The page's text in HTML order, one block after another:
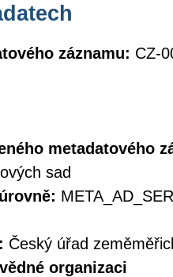
záznamu: CZ-
metadatového
sad
Český úřad
organizaci